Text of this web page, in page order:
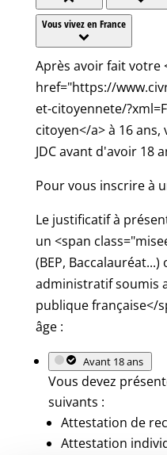
Vous vivez en France
Après avoir fait votre
href="https://
et-citoyennete/
citoyen</a> à 16
JDC avant d'avoir 18
Pour vous inscrire à
Le justificatif à
un <span
(BEP,
administratif soumis
publique française</
âge :
Avant 18 ans
Vous devez
suivants :
Attestation de
Attestation